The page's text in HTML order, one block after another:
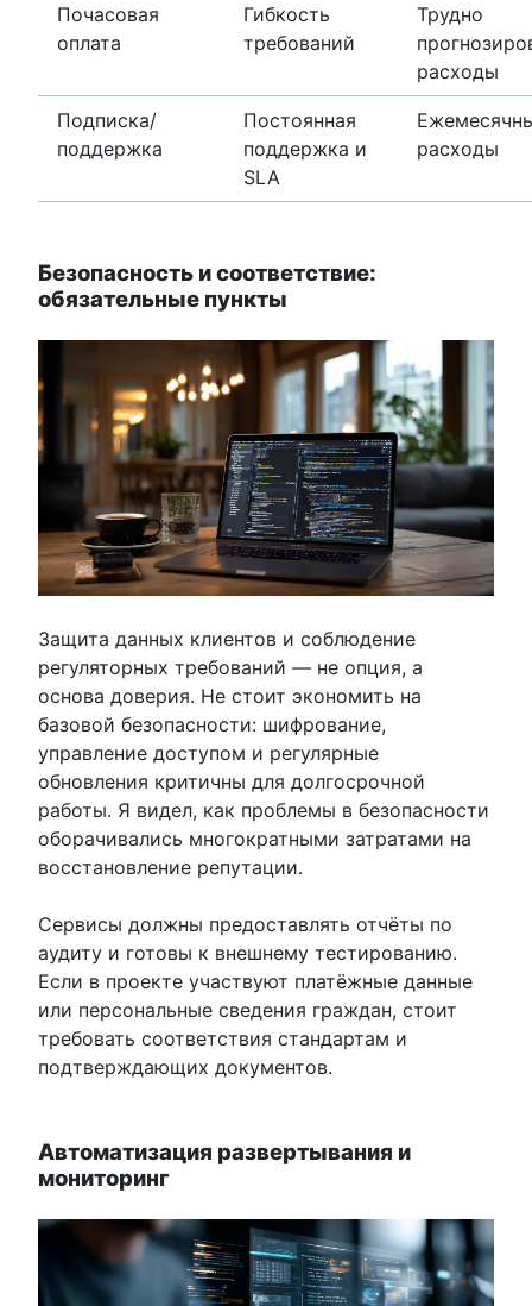
Почасовая
оплата
Гибкость
требований
Трудно
расходы
Подписка/
поддержка
Постоянная
поддержка и
SLA
расходы
Безопасность и соответствие:
обязательные пункты
Защита данных клиентов и соблюдение
регуляторных требований — не опция, а
основа доверия. Не стоит экономить на
базовой безопасности: шифрование,
управление доступом и регулярные
обновления критичны для долгосрочной
работы. Я видел, как проблемы в безопасности
оборачивались многократными затратами на
восстановление репутации.
Сервисы должны предоставлять отчёты по
аудиту и готовы к внешнему тестированию.
Если в проекте участвуют платёжные данные
или персональные сведения граждан, стоит
требовать соответствия стандартам и
подтверждающих документов.
Автоматизация развертывания и
мониторинг